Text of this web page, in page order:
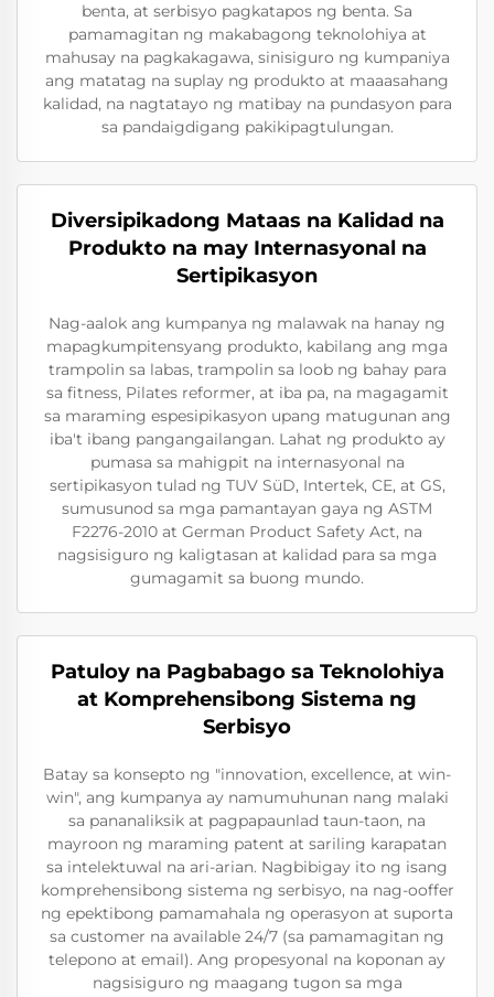
benta, at serbisyo pagkatapos ng benta. Sa
pamamagitan ng makabagong teknolohiya at
mahusay na pagkakagawa, sinisiguro ng kumpaniya
ang matatag na suplay ng produkto at maaasahang
kalidad, na nagtatayo ng matibay na pundasyon para
sa pandaigdigang pakikipagtulungan.
Diversipikadong Mataas na Kalidad na
Produkto na may Internasyonal na
Sertipikasyon
Nag-aalok ang kumpanya ng malawak na hanay ng
mapagkumpitensyang produkto, kabilang ang mga
trampolin sa labas, trampolin sa loob ng bahay para
sa fitness, Pilates reformer, at iba pa, na magagamit
sa maraming espesipikasyon upang matugunan ang
iba't ibang pangangailangan. Lahat ng produkto ay
pumasa sa mahigpit na internasyonal na
sertipikasyon tulad ng TUV SüD, Intertek, CE, at GS,
sumusunod sa mga pamantayan gaya ng ASTM
F2276-2010 at German Product Safety Act, na
nagsisiguro ng kaligtasan at kalidad para sa mga
gumagamit sa buong mundo.
Patuloy na Pagbabago sa Teknolohiya
at Komprehensibong Sistema ng
Serbisyo
Batay sa konsepto ng "innovation, excellence, at win-
win", ang kumpanya ay namumuhunan nang malaki
sa pananaliksik at pagpapaunlad taun-taon, na
mayroon ng maraming patent at sariling karapatan
sa intelektuwal na ari-arian. Nagbibigay ito ng isang
komprehensibong sistema ng serbisyo, na nag-ooffer
ng epektibong pamamahala ng operasyon at suporta
sa customer na available 24/7 (sa pamamagitan ng
telepono at email). Ang propesyonal na koponan ay
nagsisiguro ng maagang tugon sa mga